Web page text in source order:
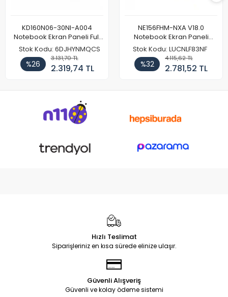
KD160N06-30NI-A004
Notebook Ekran Paneli Full
HD
Stok Kodu: 6DJHYNMQCS
%26
3.131,70 TL
2.319,74 TL
NE156FHM-NXA V18.0
Notebook Ekran Paneli
144Hz
Stok Kodu: LUCNLF83NF
%32
4.115,62 TL
2.781,52 TL
Hızlı Teslimat
Siparişleriniz en kısa sürede elinize ulaşır.
Güvenli Alışveriş
Güvenli ve kolay ödeme sistemi